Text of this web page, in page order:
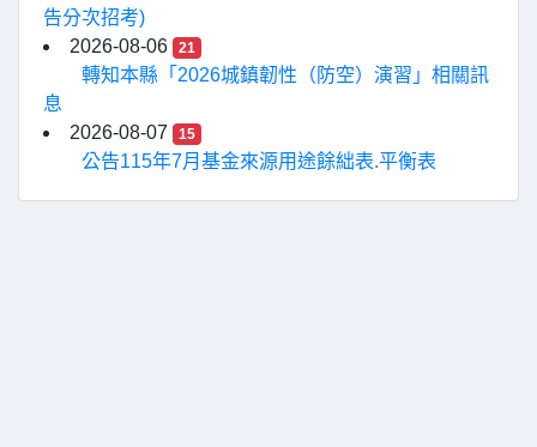
告分次招考)
2026-08-06
21
轉知本縣「2026城鎮韌性（防空）演習」相關訊
息
2026-08-07
15
公告115年7月基金來源用途餘絀表.平衡表